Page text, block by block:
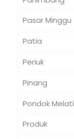
Pasar Minggu
Patia
Periuk
Pinang
Pondok Melati
Produk